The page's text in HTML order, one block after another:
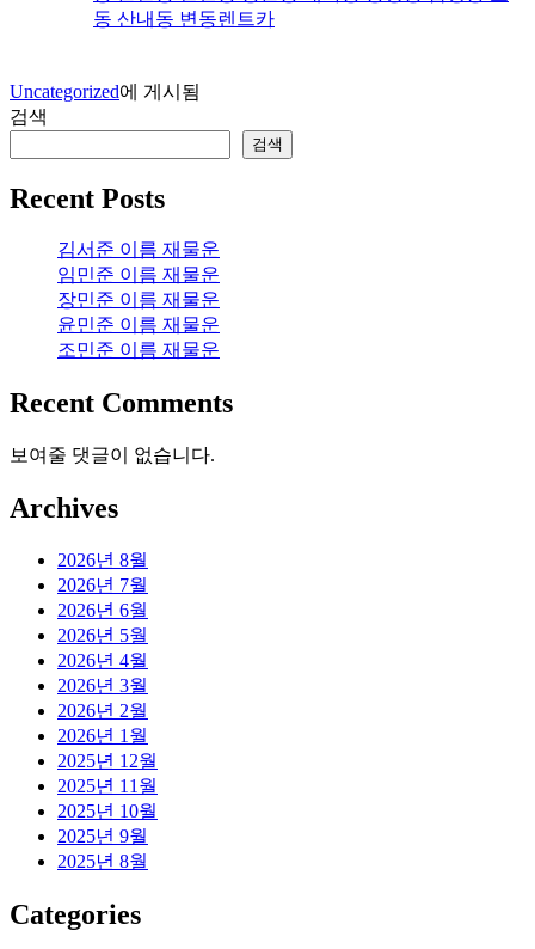
동 산내동 변동렌트카
Uncategorized에 게시됨
검색
검색
Recent Posts
김서준 이름 재물운
임민준 이름 재물운
장민준 이름 재물운
윤민준 이름 재물운
조민준 이름 재물운
Recent Comments
보여줄 댓글이 없습니다.
Archives
2026년 8월
2026년 7월
2026년 6월
2026년 5월
2026년 4월
2026년 3월
2026년 2월
2026년 1월
2025년 12월
2025년 11월
2025년 10월
2025년 9월
2025년 8월
Categories